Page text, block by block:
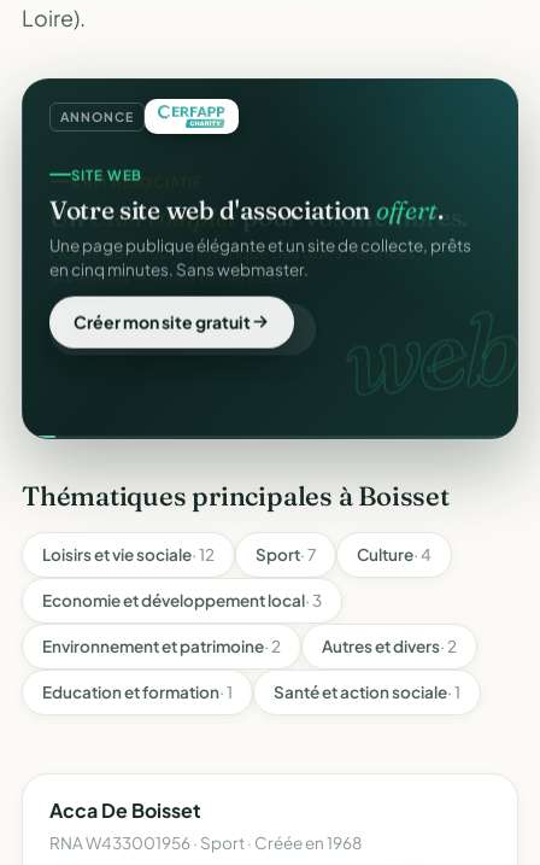
Loire).
ANNONCE
web.
SITE WEB
Votre site web d'association offert.
Une page publique élégante et un site de collecte, prêts
en cinq minutes. Sans webmaster.
Créer mon site gratuit
Thématiques principales à Boisset
Loisirs et vie sociale· 12 Sport· 7 Culture· 4
Economie et développement local· 3
Environnement et patrimoine· 2 Autres et divers· 2
Education et formation· 1 Santé et action sociale· 1
Acca De Boisset
RNA W433001956 · Sport · Créée en 1968